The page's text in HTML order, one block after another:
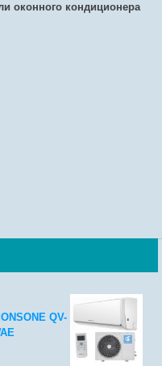
оконного кондиционера
QV-